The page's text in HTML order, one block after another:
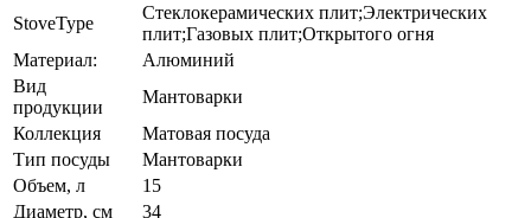
StoveType
Стеклокерамических плит;Электрических
плит;Газовых плит;Открытого огня
Материал:
Алюминий
Вид
продукции
Мантоварки
Коллекция
Матовая посуда
Тип посуды
Мантоварки
Объем, л
15
Диаметр, см
34